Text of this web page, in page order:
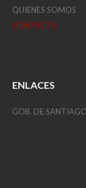
QUIENES SOMOS
CONTACTO
ENLACES
GOB. DE